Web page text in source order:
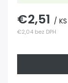
€2,04 bez DPH
€2,51 / KS